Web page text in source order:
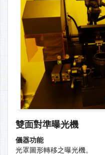
雙面對準曝光機
儀器功能
光罩圖形轉移之曝光機。